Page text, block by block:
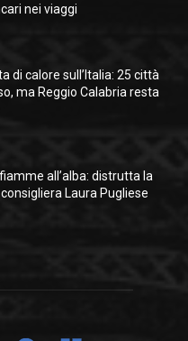
nei viaggi
di calore sull’Italia: 25 città
ma Reggio Calabria resta
all’alba: distrutta la
Laura Pugliese